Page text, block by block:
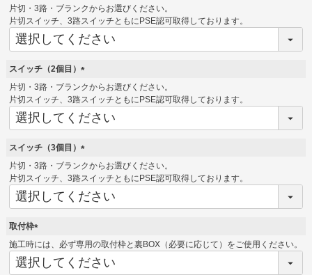
(
必
須
)
片切・3路・ブランクからお選びください。
片切スイッチ、3路スイッチともにPSE認可取得しております。
スイッチ（2個目）
(
必
須
)
片切・3路・ブランクからお選びください。
片切スイッチ、3路スイッチともにPSE認可取得しております。
スイッチ（3個目）
(
必
須
)
片切・3路・ブランクからお選びください。
片切スイッチ、3路スイッチともにPSE認可取得しております。
取付枠
(
必
須
施工時には、必ず専用の取付枠と裏BOX（必要に応じて）をご使用ください。